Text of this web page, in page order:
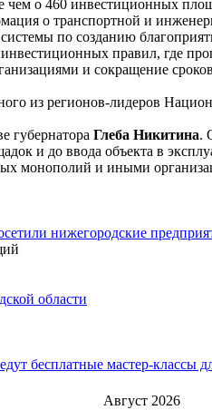
о 460 инвестиционных
о транспортной и
по созданию
инвестиционных правил, где
и сокращение
из регионов-лидеров
губернатора Глеба Никитина.
и до ввода объекта в
монополий и иными
нижегородские
области
бесплатные мастер-
Август 2026